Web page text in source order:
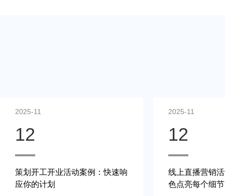
2025-11
12
策划开工开业活动案例：快速响
应你的计划
2025-11
12
线上直播营销
色点亮每个细节